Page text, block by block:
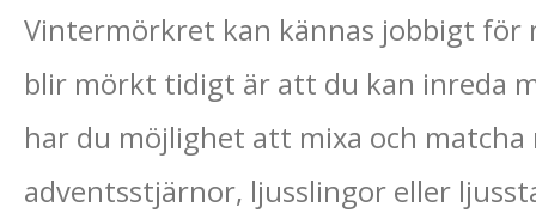
Vintermörkret kan kännas jobbigt för
blir mörkt tidigt är att du kan inreda
har du möjlighet att mixa och
adventsstjärnor, ljusslingor eller